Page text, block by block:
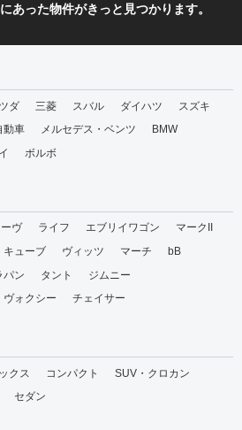
あった物件がきっと見つかります。
ダ 三菱 スバル ダイハツ
スズキ
動車 メルセデス・ベンツ
BMW
ボルボ
ヴ ライフ エブリイワゴン
マークII
キューブ ヴィッツ マーチ
bB
パン タント
ジムニー
ヴォクシー チェイサー
クス コンパクト
SUV・クロカン
セダン